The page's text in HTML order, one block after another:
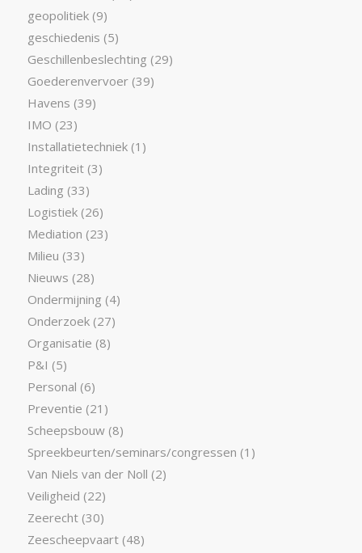
geopolitiek(9)
geschiedenis (5)
Geschillenbeslechting (29)
Goederenvervoer(39)
Havens (39)
IMO (23)
Installatietechniek(1)
Integriteit(3)
Lading (33)
Logistiek(26)
Mediation (23)
Milieu (33)
Nieuws (28)
Ondermijning (4)
Onderzoek(27)
Organisatie (8)
P&I (5)
Personal (6)
Preventie (21)
Scheepsbouw(8)
Spreekbeurten/seminars/congressen (1)
Van Niels van der Noll (2)
Veiligheid (22)
Zeerecht(30)
Zeescheepvaart(48)